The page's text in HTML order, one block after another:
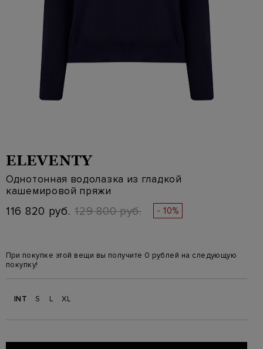
ELEVENTY
Однотонная водолазка из гладкой
кашемировой пряжи
116 820 руб. 129 800 руб. - 10%
При покупке этой вещи вы получите 0 рублей на следующую
покупку!
INT S L XL